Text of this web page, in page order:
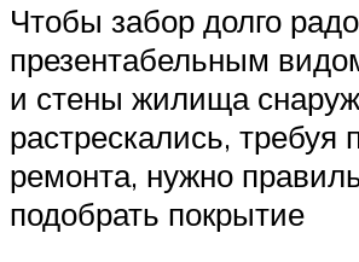
Чтобы забор долго
презентабельным
и стены жилища
растрескались, требуя
ремонта, нужно
подобрать покрытие